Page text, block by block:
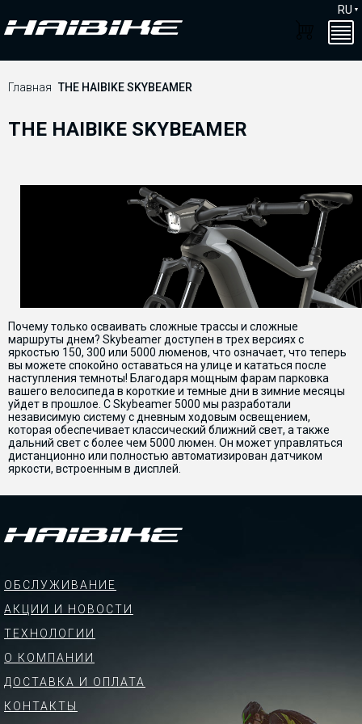
RU
Главная THE HAIBIKE SKYBEAMER
THE HAIBIKE SKYBEAMER
Почему только осваивать сложные трассы и сложные
маршруты днем? Skybeamer доступен в трех версиях с
яркостью 150, 300 или 5000 люменов, что означает, что теперь
вы можете спокойно оставаться на улице и кататься после
наступления темноты! Благодаря мощным фарам парковка
вашего велосипеда в короткие и темные дни в зимние месяцы
уйдет в прошлое. С Skybeamer 5000 мы разработали
независимую систему с дневным ходовым освещением,
которая обеспечивает классический ближний свет, а также
дальний свет с более чем 5000 люмен. Он может управляться
дистанционно или полностью автоматизирован датчиком
яркости, встроенным в дисплей.
ОБСЛУЖИВАНИЕ
АКЦИИ И НОВОСТИ
ТЕХНОЛОГИИ
О КОМПАНИИ
ДОСТАВКА И ОПЛАТА
КОНТАКТЫ